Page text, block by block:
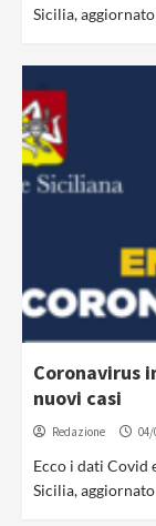
Sicilia,
Coronavirus
nuovi casi
Redazione 04/
Ecco i dati Covid
Sicilia,